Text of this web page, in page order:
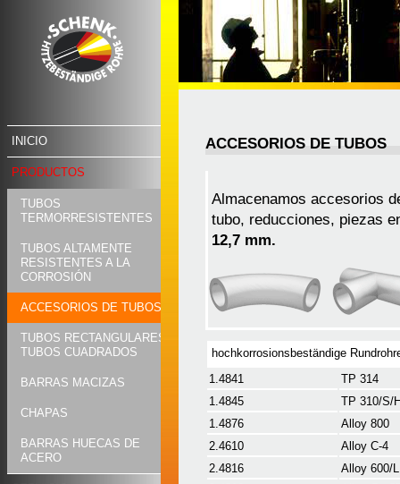
INICIO
PRODUCTOS
TUBOS
TERMORRESISTENTES
TUBOS ALTAMENTE
RESISTENTES A LA
CORROSIÓN
ACCESORIOS DE TUBOS
TUBOS RECTANGULARES,
TUBOS CUADRADOS
BARRAS MACIZAS
CHAPAS
BARRAS HUECAS DE
ACERO
ACCESORIOS DE TUBOS
Almacenamos accesorios
tubo, reducciones, piezas
12,7 mm.
hochkorrosionsbeständige
1.4841
TP 314
1.4845
TP 310/S/
1.4876
Alloy 800
2.4610
Alloy C-4
2.4816
Alloy 600/L